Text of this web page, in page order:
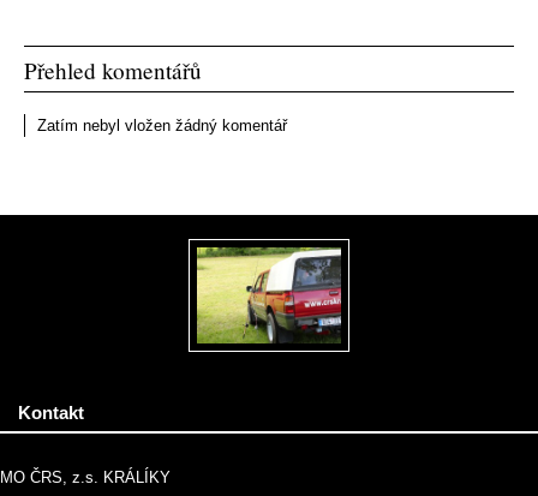
Přehled komentářů
Zatím nebyl vložen žádný komentář
Kontakt
MO ČRS, z.s. KRÁLÍKY